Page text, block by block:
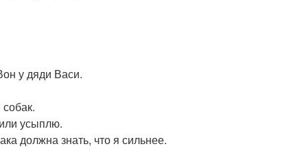
у дяди Васи.
усыплю.
должна знать, что я сильнее.